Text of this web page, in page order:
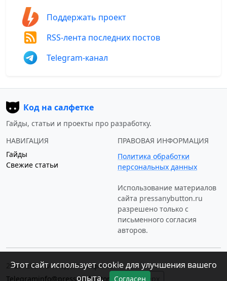
Поддержать проект
RSS-лента последних постов
Telegram-канал
Код на салфетке
Гайды, статьи и проекты про разработку.
НАВИГАЦИЯ
Гайды
Свежие статьи
ПРАВОВАЯ ИНФОРМАЦИЯ
Политика обработки
персональных данных
Использование материалов
сайта pressanybutton.ru
разрешено только c
письменного согласия
авторов.
2023–2026 © «Код на салфетке»
Telegraminfo@pressanybutton.ru ↑ Наверх
Этот сайт использует cookie для улучшения вашего
опыта.
Согласен